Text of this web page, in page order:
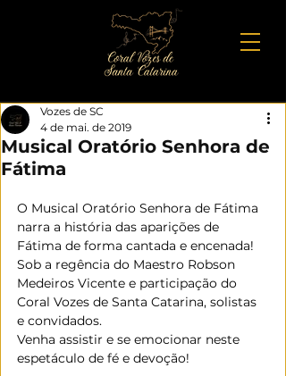
Musical Oratório Senhora de
Fátima
Vozes de SC
4 de mai. de 2019
O Musical Oratório Senhora de Fátima
narra a história das aparições de
Fátima de forma cantada e encenada!
Sob a regência do Maestro Robson
Medeiros Vicente e participação do
Coral Vozes de Santa Catarina, solistas
e convidados.
Venha assistir e se emocionar neste
espetáculo de fé e devoção!